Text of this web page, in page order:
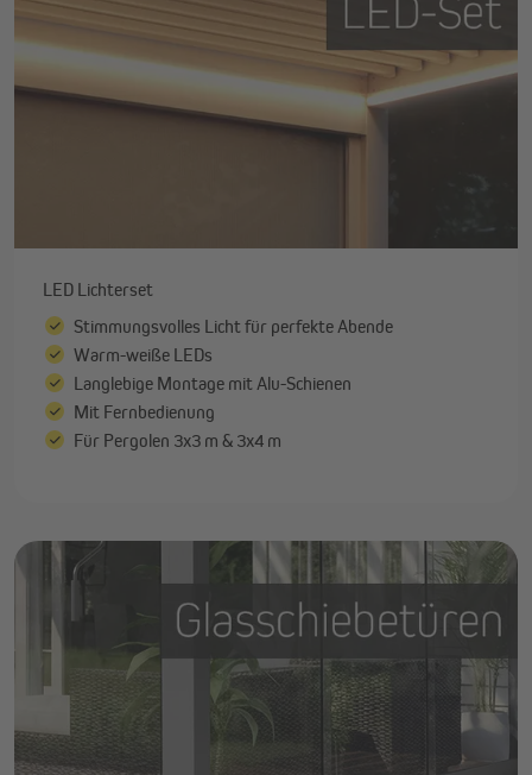
LED Lichterset
Stimmungsvolles Licht für perfekte Abende
Warm-weiße LEDs
Langlebige Montage mit Alu-Schienen
Mit Fernbedienung
Für Pergolen 3x3 m & 3x4 m